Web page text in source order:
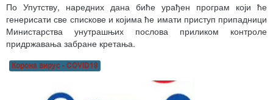
По Упутству, наредних дана биће урађен програм који ће
генерисати све спискове и којима ће имати приступ припадници
Министарства унутрашњих послова приликом контроле
придржавања забране кретања.
Корона вирус - COVID19